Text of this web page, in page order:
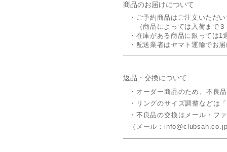
商品のお届けについて
・ご予約商品はご注文いただ
（商品によっては入荷まで
・在庫がある商品に限っては
・配送業者はヤマト運輸でお
返品・交換について
・オーダー商品のため、不良
​・リングのサイズ調整などは「
・不良品の交換はメール・フ
（メール：